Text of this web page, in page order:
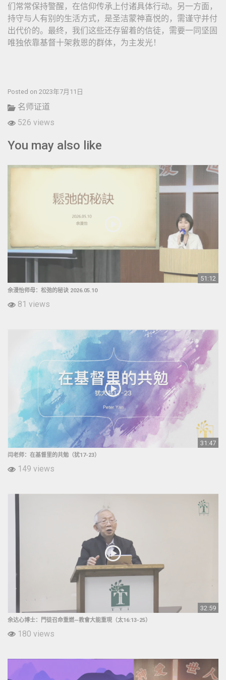
们常常保持警醒，在信仰传承上付诸具体行动。另一方面，
持守与人有别的生活方式，是圣洁蒙神喜悦的，需谨守并付
出代价的。最终，我们这些还存留着的信徒，需要一同坚固
唯独依靠基督十架救恩的群体，为主发光！
Posted on 2023年7月11日
名师证道
526 views
You may also like
51:12
余漫怡师母：松弛的秘诀 2026.05.10
81 views
31:47
闫老师：在基督里的共勉（犹17-23）
149 views
32:59
余达心博士：門徒召命重燃—教會大能重現（太16:13-25）
180 views